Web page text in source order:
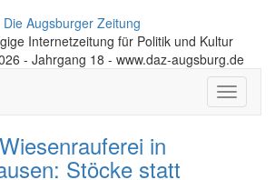
Die Augsburger Zeitung
Internetzeitung für Politik und Kultur
- Jahrgang 18 - www.daz-augsburg.de
Toggle
in
Stöcke statt